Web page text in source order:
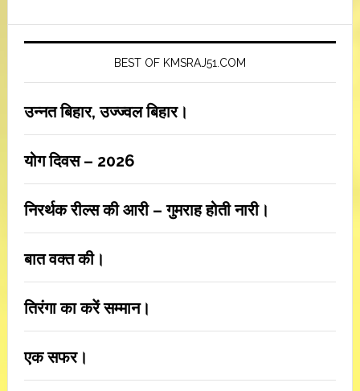
BEST OF KMSRAJ51.COM
उन्नत बिहार, उज्ज्वल बिहार।
योग दिवस – 2026
निरर्थक रील्स की आरी – गुमराह होती नारी।
बात वक्त की।
तिरंगा का करें सम्मान।
एक सफर।